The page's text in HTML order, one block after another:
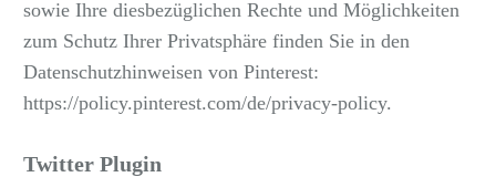
sowie Ihre diesbezüglichen Rechte und Möglichkeiten
zum Schutz Ihrer Privatsphäre finden Sie in den
Datenschutzhinweisen von Pinterest:
https://policy.pinterest.com/de/privacy-policy.
Twitter Plugin